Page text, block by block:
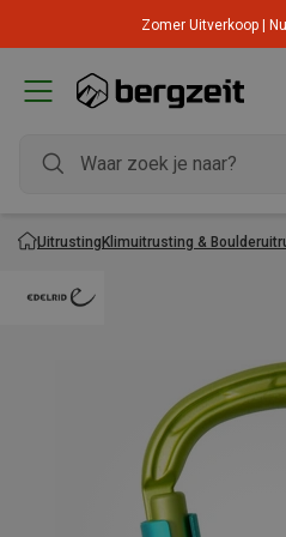
Zomer Uitverkoop |
UitrustingKlimuitrusting &